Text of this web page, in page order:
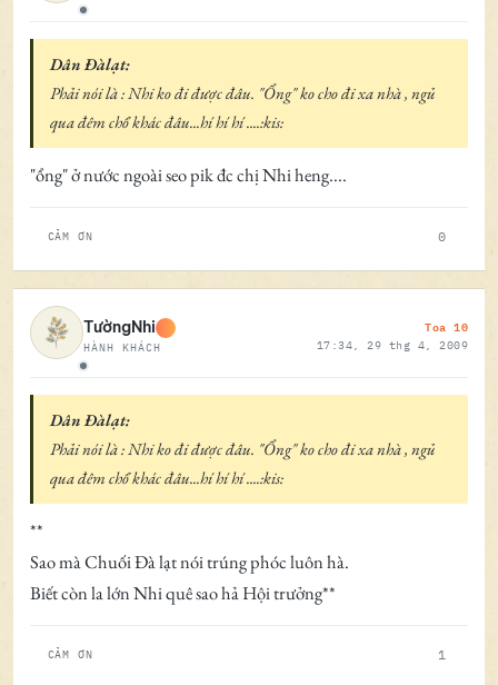
Ngoại tuyến
Dân Đàlạt:
Phải nói là : Nhi ko đi được đâu. "Ổng" ko cho đi xa nhà , ngủ
qua đêm chổ khác đâu...hí hí hí ....:kis:
"ổng" ở nước ngoài seo pik đc chị Nhi heng....
CẢM ƠN 0
Ngoại tuyến
TườngNhi
HÀNH KHÁCH
Toa 10
17:34, 29 thg 4, 2009
Dân Đàlạt:
Phải nói là : Nhi ko đi được đâu. "Ổng" ko cho đi xa nhà , ngủ
qua đêm chổ khác đâu...hí hí hí ....:kis:
**
Sao mà Chuối Đà lạt nói trúng phóc luôn hà.
Biết còn la lớn Nhi quê sao hả Hội trưởng**
CẢM ƠN 1